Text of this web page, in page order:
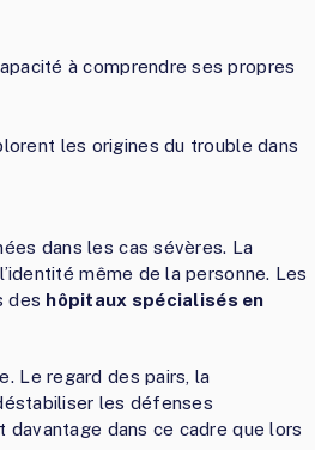
à comprendre ses propres
les origines du trouble dans
dans les cas sévères. La
même de la personne. Les
des hôpitaux spécialisés en
Le regard des pairs, la
les défenses
dans ce cadre que lors